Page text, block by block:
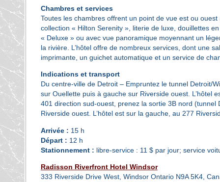
Chambres et services
Toutes les chambres offrent un point de vue est ou
collection « Hilton Serenity », literie de luxe, douillettes
« Deluxe » ou avec vue panoramique moyennant un
la rivière. L’hôtel offre de nombreux services, dont une
imprimante, un guichet automatique et un service de
Indications et transport
Du centre-ville de Detroit – Empruntez le tunnel Detroit/
sur Ouellette puis à gauche sur Riverside ouest. L’hôtel
401 direction sud-ouest, prenez la sortie 3B nord
Riverside ouest. L’hôtel est sur la gauche, au 277
Arrivée : 15 h
Départ : 12 h
Stationnement : libre-service : 11 $ par jour; service
Radisson Riverfront Hotel Windsor
333 Riverside Drive West, Windsor Ontario N9A 5K4,